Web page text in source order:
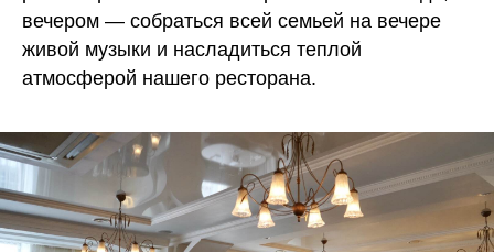
вечером — собраться всей семьей на вечере
живой музыки и насладиться теплой
атмосферой нашего ресторана.